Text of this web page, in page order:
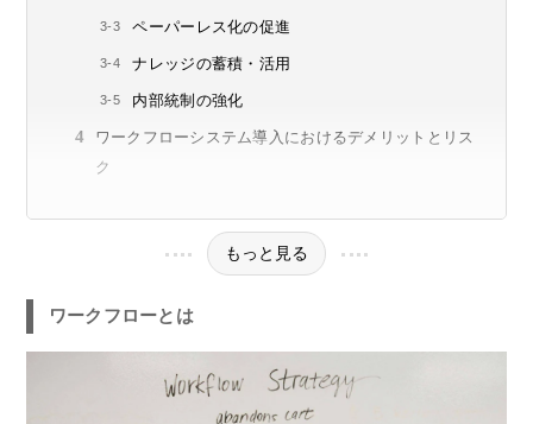
ペーパーレス化の促進
ナレッジの蓄積・活用
内部統制の強化
ワークフローシステム導入におけるデメリットとリス
ク
もっと見る
ワークフローとは